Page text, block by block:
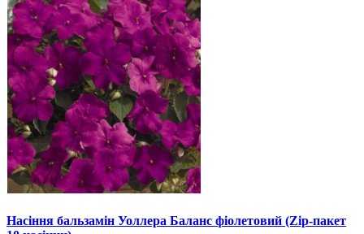
Насіння бальзамін Уоллера Баланс фіолетовий (Zip-пакет